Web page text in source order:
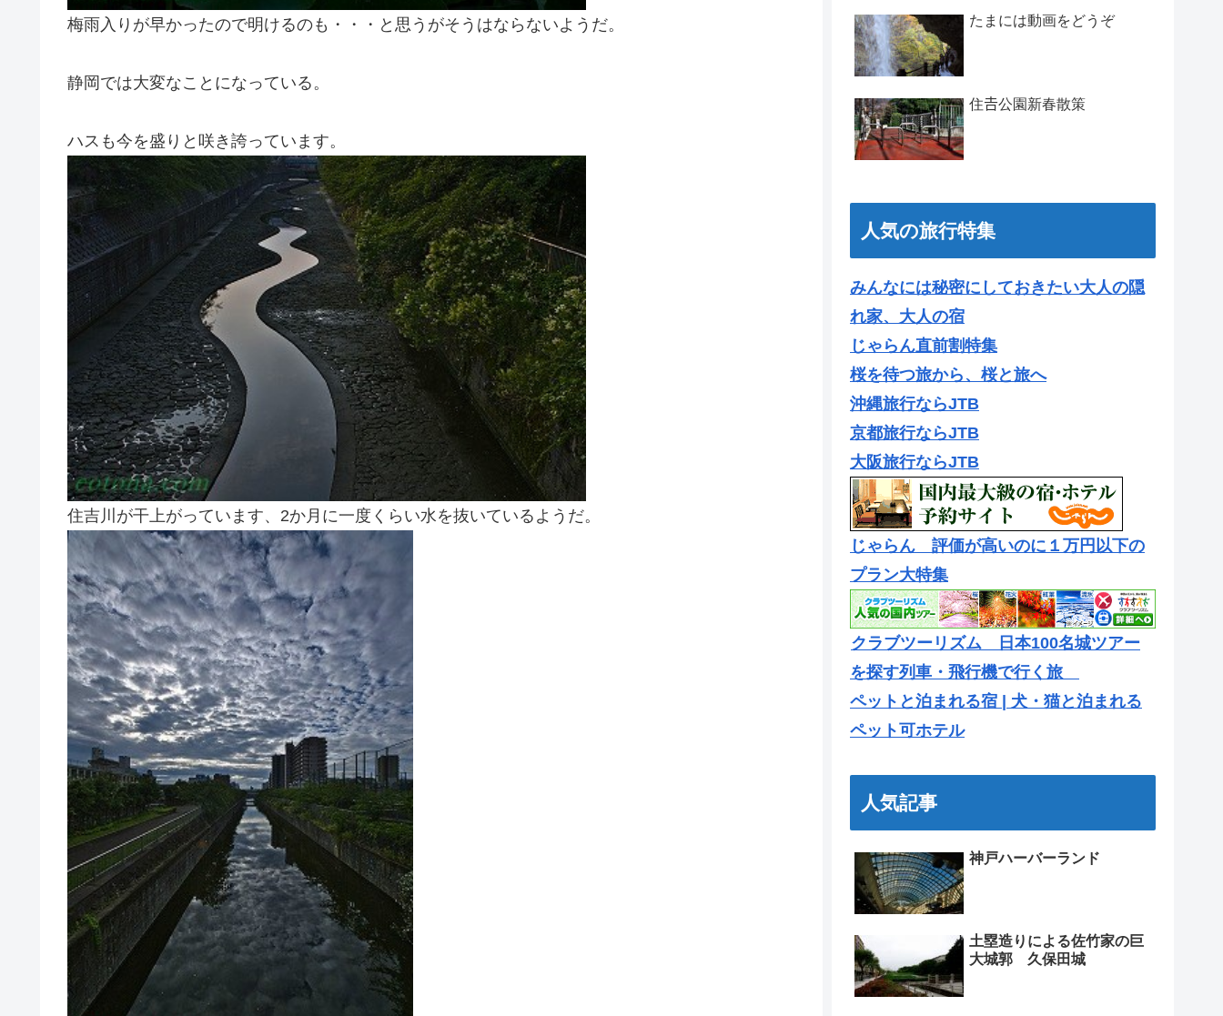
梅雨入りが早かったので明けるのも・・・と思うがそうはならないようだ。
静岡では大変なことになっている。
ハスも今を盛りと咲き誇っています。
住吉川が干上がっています、2か月に一度くらい水を抜いているようだ。
たまには動画をどうぞ
住𠮷公園新春散策
人気の旅行特集
みんなには秘密にしておきたい大人の隠
れ家、大人の宿
じゃらん直前割特集
桜を待つ旅から、桜と旅へ
沖縄旅行ならJTB
京都旅行ならJTB
大阪旅行ならJTB
じゃらん 評価が高いのに１万円以下の
プラン大特集
クラブツーリズム 日本100名城ツアー
を探す列車・飛行機で行く旅
ペットと泊まれる宿 | 犬・猫と泊まれる
ペット可ホテル
人気記事
神戸ハーバーランド
土塁造りによる佐竹家の巨
大城郭 久保田城